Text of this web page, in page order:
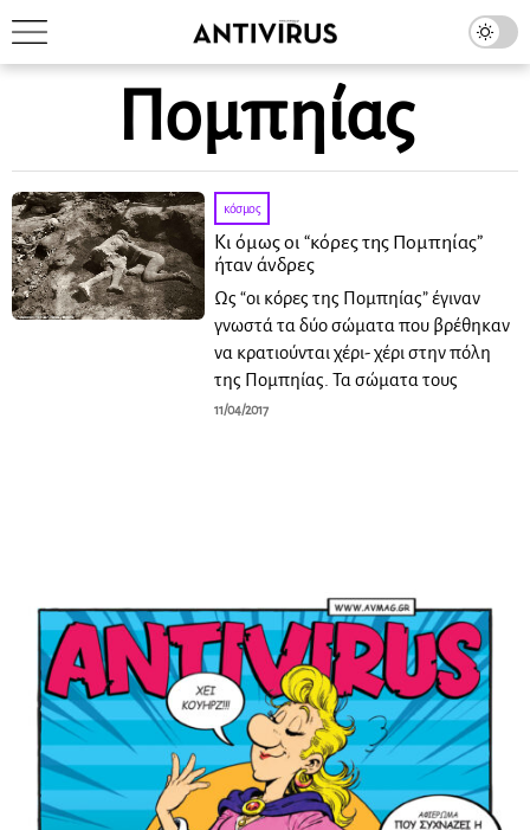
Πομπηίας
κόσμος
Κι όμως οι “κόρες της Πομπηίας”
ήταν άνδρες
Ως “οι κόρες της Πομπηίας” έγιναν
γνωστά τα δύο σώματα που βρέθηκαν
να κρατιούνται χέρι- χέρι στην πόλη
της Πομπηίας. Τα σώματα τους
11/04/2017